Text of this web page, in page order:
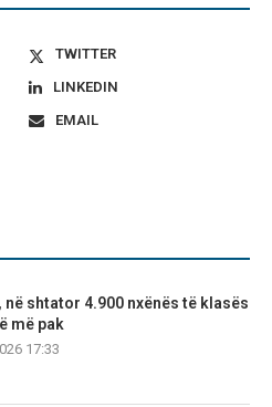
TWITTER
LINKEDIN
EMAIL
në shtator 4.900 nxënës të klasës
më pak
17:33